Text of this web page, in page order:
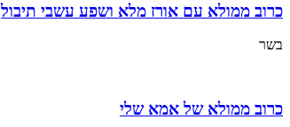
כרוב ממולא עם אורז מלא ושפע עשבי תיבול
בשר
כרוב ממולא של אמא שלי